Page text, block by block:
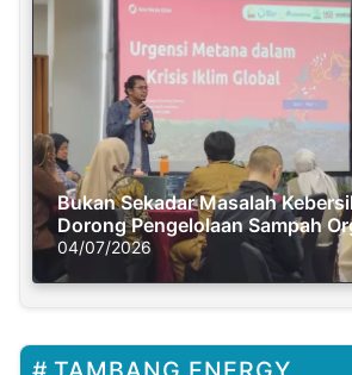
Bukan Sekadar Masalah
Dorong Pengelolaan Sampah
Solusi Krisis Iklim
04/07/2026